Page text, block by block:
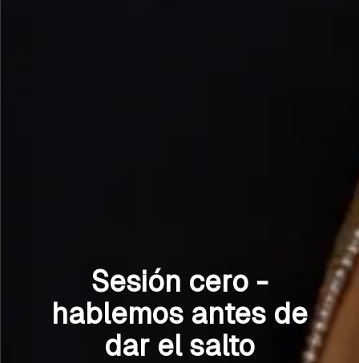
Sesión cero -
hablemos antes de
dar el salto